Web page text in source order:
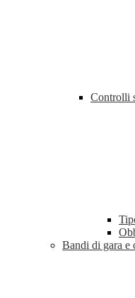
Controlli
Bandi di gara e